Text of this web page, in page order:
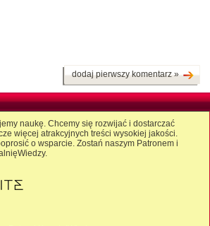
dodaj pierwszy komentarz »
naukę. Chcemy się rozwijać i dostarczać
więcej atrakcyjnych treści wysokiej jakości.
o wsparcie. Zostań naszym Patronem i